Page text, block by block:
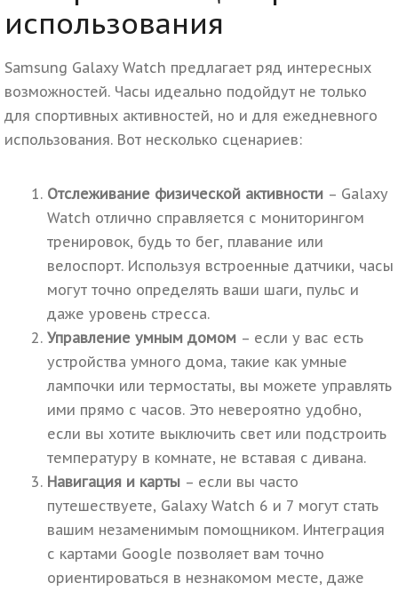
использования
Samsung Galaxy Watch предлагает ряд интересных
возможностей. Часы идеально подойдут не только
для спортивных активностей, но и для ежедневного
использования. Вот несколько сценариев:
Отслеживание физической активности – Galaxy
Watch отлично справляется с мониторингом
тренировок, будь то бег, плавание или
велоспорт. Используя встроенные датчики, часы
могут точно определять ваши шаги, пульс и
даже уровень стресса.
Управление умным домом – если у вас есть
устройства умного дома, такие как умные
лампочки или термостаты, вы можете управлять
ими прямо с часов. Это невероятно удобно,
если вы хотите выключить свет или подстроить
температуру в комнате, не вставая с дивана.
Навигация и карты – если вы часто
путешествуете, Galaxy Watch 6 и 7 могут стать
вашим незаменимым помощником. Интеграция
с картами Google позволяет вам точно
ориентироваться в незнакомом месте, даже